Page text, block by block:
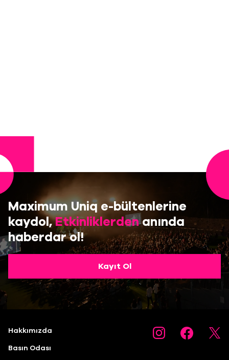
Maximum Uniq e-bültenlerine
kaydol,Etkinliklerdenanında
haberdar ol!
Kayıt Ol
Hakkımızda
Basın Odası